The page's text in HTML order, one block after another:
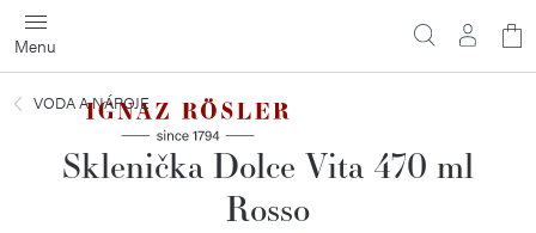
Přejít
na
obsah
VODA A NÁPOJE
Sklenička Dolce Vita 470 ml
Rosso